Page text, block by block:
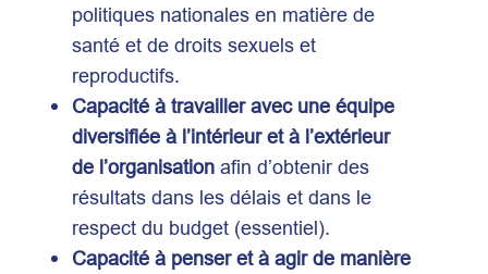
politiques nationales en matière de
santé et de droits sexuels et
reproductifs.
Capacité à travailler avec une équipe
diversifiée à l’intérieur et à l’extérieur
de l’organisation afin d’obtenir des
résultats dans les délais et dans le
respect du budget (essentiel).
Capacité à penser et à agir de manière